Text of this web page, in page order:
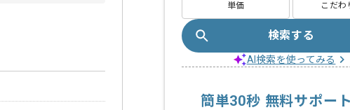
単価 こだわ
検索する
AI検索を使ってみる
簡単30秒 無料サポー